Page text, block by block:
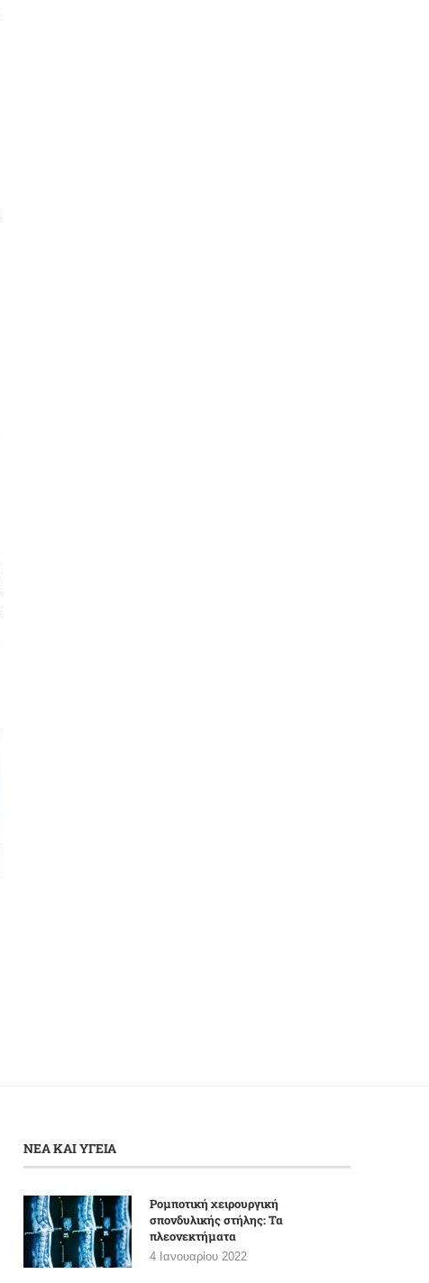
ΝΕΑ ΚΑΙ ΥΓΕΙΑ
Ρομποτική χειρουργική
σπονδυλικής στήλης: Τα
πλεονεκτήματα
4 Ιανουαρίου 2022